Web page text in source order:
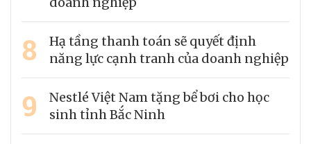
8
Hạ tầng thanh toán sẽ quyết định
năng lực cạnh tranh của doanh nghiệp
9
Nestlé Việt Nam tặng bể bơi cho học
sinh tỉnh Bắc Ninh